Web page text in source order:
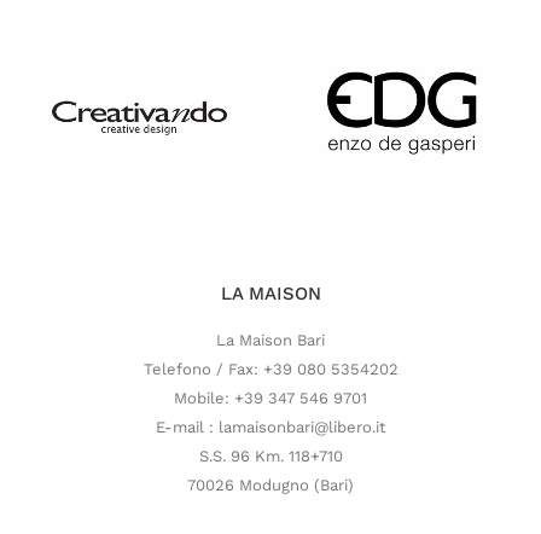
LA MAISON
La Maison Bari
Telefono / Fax: +39 080 5354202
Mobile: +39 347 546 9701
E-mail : lamaisonbari@libero.it
S.S. 96 Km. 118+710
70026 Modugno (Bari)